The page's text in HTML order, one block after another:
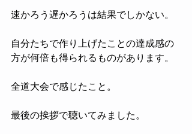
速かろう遅かろうは結果でしかない。
自分たちで作り上げたことの達成感の
方が何倍も得られるものがあります。
全道大会で感じたこと。
最後の挨拶で聴いてみました。